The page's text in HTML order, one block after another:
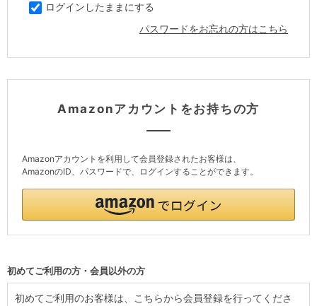
ログインしたままにする
パスワードをお忘れの方はこちら
Amazonアカウントをお持ちの方
Amazonアカウントを利用して会員登録されたお客様は、
AmazonのID、パスワードで、ログインすることができます。
初めてご利用の方・会員以外の方
初めてご利用のお客様は、こちらから会員登録を行ってくださ